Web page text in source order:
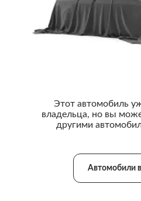
Этот автомобиль
владельца, но вы
другими
Автомобили